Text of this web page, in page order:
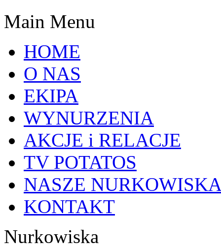
Main Menu
HOME
O NAS
EKIPA
WYNURZENIA
AKCJE i RELACJE
TV POTATOS
NASZE
KONTAKT
Nurkowiska